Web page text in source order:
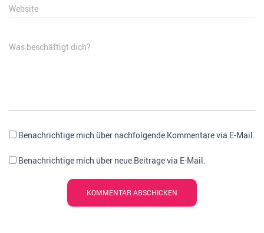
Website
Was beschäftigt dich?
Benachrichtige mich über nachfolgende Kommentare via E-Mail.
Benachrichtige mich über neue Beiträge via E-Mail.